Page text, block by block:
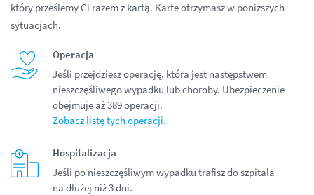
który prześlemy Ci razem z kartą. Kartę otrzymasz w poniższych
sytuacjach.
Operacja
Jeśli przejdziesz operację, która jest następstwem
nieszczęśliwego wypadku lub choroby. Ubezpieczenie
obejmuje aż 389 operacji.
Zobacz listę tych operacji.
Hospitalizacja
Jeśli po nieszczęśliwym wypadku trafisz do szpitala
na dłużej niż 3 dni.